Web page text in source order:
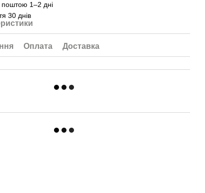
1–2 дні
30 днів
Оплата Доставка